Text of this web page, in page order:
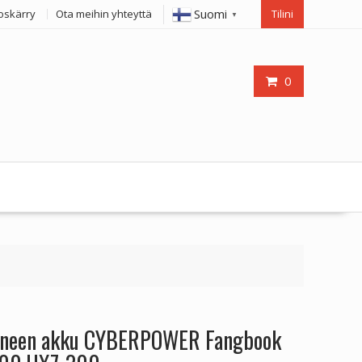
Ota meihin yhteyttä Suomi ▼ Tilini
0
akku CYBERPOWER Fangbook